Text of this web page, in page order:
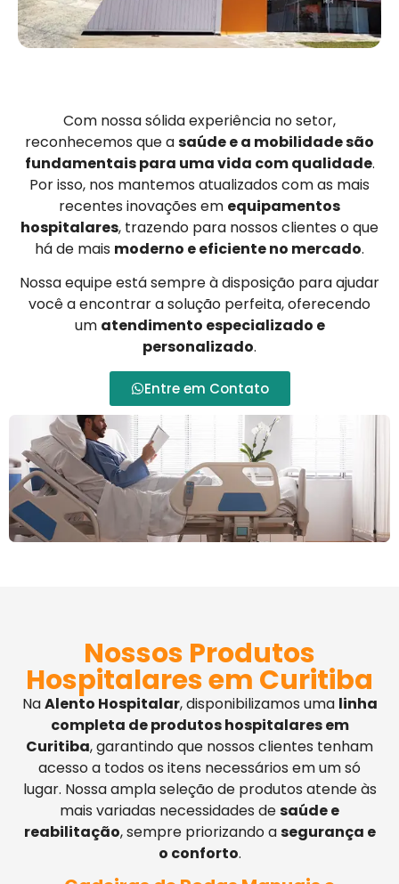
Com nossa sólida experiência no setor,
reconhecemos que asaúde e a mobilidade são
fundamentais para uma vida com qualidade.
Por isso, nos mantemos atualizados com as mais
recentes inovações em equipamentos
hospitalares, trazendo para nossos clientes o que
há de mais moderno e eficiente no mercado.
Nossa equipe está sempre à disposição para ajudar
você a encontrar a solução perfeita, oferecendo
um atendimento especializado e
personalizado.
Entre em Contato
Nossos Produtos
Hospitalares em Curitiba
NaAlento Hospitalar, disponibilizamos uma linha
completa de produtos hospitalares em
Curitiba, garantindo que nossos clientes tenham
acesso a todos os itens necessários em um só
lugar. Nossa ampla seleção de produtos atende às
mais variadas necessidades desaúde e
reabilitação, sempre priorizando asegurança e
o conforto.